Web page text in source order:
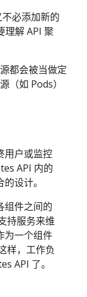
必添加新的
理解 API 聚
都会被当做定
（如 Pods）
用户或监控
API 内的
设计。
组件之间的
持服务来维
为一个组件
样，工作负
API 了。